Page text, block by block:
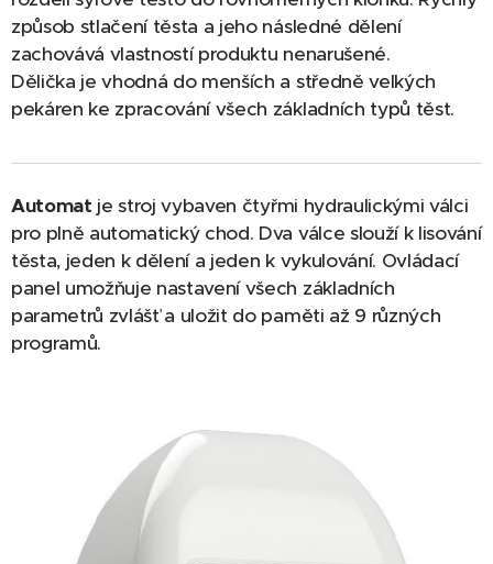
způsob stlačení těsta a jeho následné dělení
zachovává vlastností produktu nenarušené.
Dělička je vhodná do menších a středně velkých
pekáren ke zpracování všech základních typů těst.
Automatje stroj vybaven čtyřmi hydraulickými válci
pro plně automatický chod. Dva válce slouží k lisování
těsta, jeden k dělení a jeden k vykulování. Ovládací
panel umožňuje nastavení všech základních
parametrů zvlášť a uložit do paměti až 9 různých
programů.